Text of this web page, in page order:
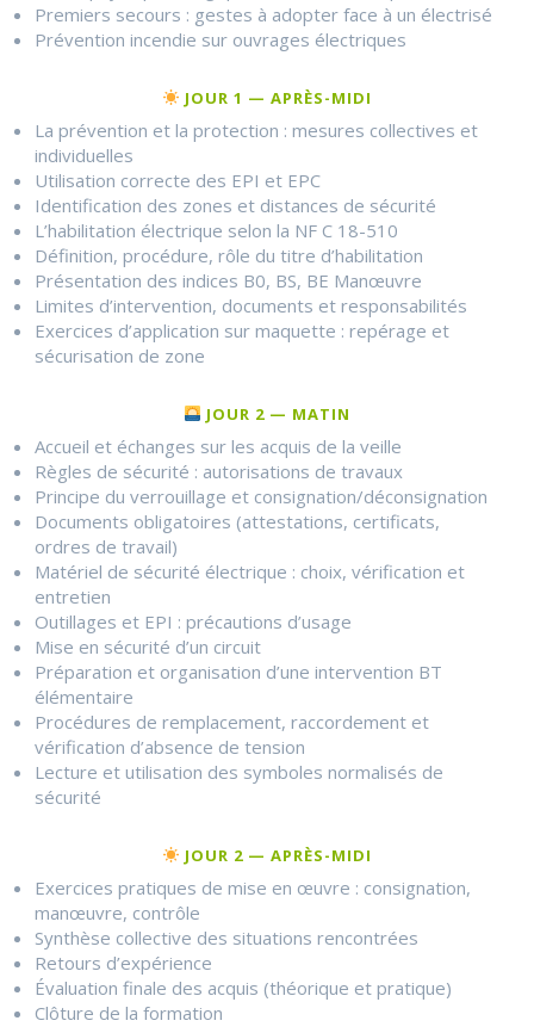
Premiers secours : gestes à adopter face à un électrisé
Prévention incendie sur ouvrages électriques
JOUR 1 — APRÈS-MIDI
La prévention et la protection : mesures collectives et
individuelles
Utilisation correcte des EPI et EPC
Identification des zones et distances de sécurité
L’habilitation électrique selon la NF C 18-510
Définition, procédure, rôle du titre d’habilitation
Présentation des indices B0, BS, BE Manœuvre
Limites d’intervention, documents et responsabilités
Exercices d’application sur maquette : repérage et
sécurisation de zone
JOUR 2 — MATIN
Accueil et échanges sur les acquis de la veille
Règles de sécurité : autorisations de travaux
Principe du verrouillage et consignation/déconsignation
Documents obligatoires (attestations, certificats,
ordres de travail)
Matériel de sécurité électrique : choix, vérification et
entretien
Outillages et EPI : précautions d’usage
Mise en sécurité d’un circuit
Préparation et organisation d’une intervention BT
élémentaire
Procédures de remplacement, raccordement et
vérification d’absence de tension
Lecture et utilisation des symboles normalisés de
sécurité
JOUR 2 — APRÈS-MIDI
Exercices pratiques de mise en œuvre : consignation,
manœuvre, contrôle
Synthèse collective des situations rencontrées
Retours d’expérience
Évaluation finale des acquis (théorique et pratique)
Clôture de la formation